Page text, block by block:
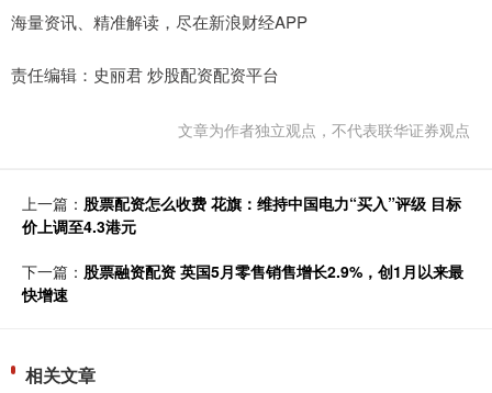
海量资讯、精准解读，尽在新浪财经APP
责任编辑：史丽君 炒股配资配资平台
文章为作者独立观点，不代表联华证券观点
上一篇： 股票配资怎么收费 花旗：维持中国电力“买入”评级 目标
价上调至4.3港元
下一篇： 股票融资配资 英国5月零售销售增长2.9%，创1月以来最
快增速
相关文章